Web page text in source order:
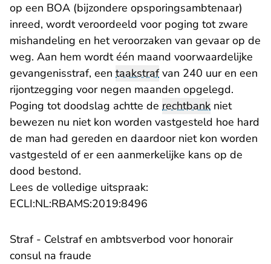
op een BOA (bijzondere opsporingsambtenaar)
inreed, wordt veroordeeld voor poging tot zware
mishandeling en het veroorzaken van gevaar op de
weg. Aan hem wordt één maand voorwaardelijke
gevangenisstraf, een taakstrafvan 240 uur en een
rijontzegging voor negen maanden opgelegd.
Poging tot doodslag achtte de rechtbank niet
bewezen nu niet kon worden vastgesteld hoe hard
de man had gereden en daardoor niet kon worden
vastgesteld of er een aanmerkelijke kans op de
dood bestond.
Lees de volledige uitspraak:
ECLI:NL:RBAMS:2019:8496
Straf - Celstraf en ambtsverbod voor honorair
consul na fraude